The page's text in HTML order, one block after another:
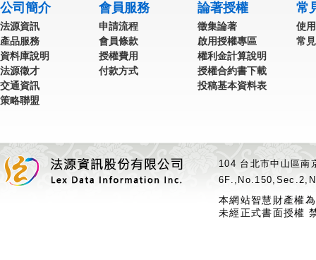
公司簡介
法源資訊
產品服務
資料庫說明
法源徵才
交通資訊
策略聯盟
會員服務
申請流程
會員條款
授權費用
付款方式
論著授權
徵集論著
啟用授權專區
權利金計算說明
授權合約書下載
投稿基本資料表
常
使
常
104 台北市中山區
本網站智慧財產權
未經正式書面授權